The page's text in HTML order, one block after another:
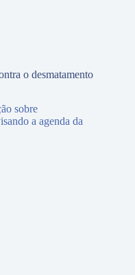
o desmatamento